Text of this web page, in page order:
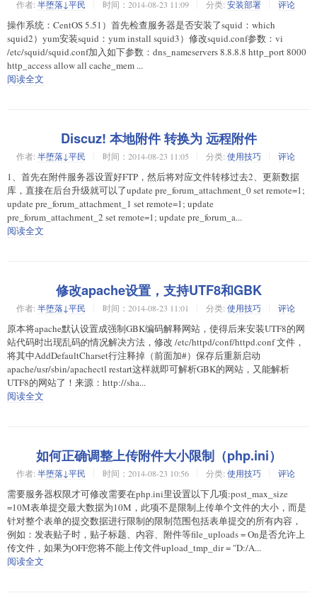
作者: 半堕落↓平民 时间：2014-08-23 11:09 分类: 安装部署 评论
操作系统：CentOS 5.51）首先检查服务器是否安装了squid：which
squid2）yum安装squid：yum install squid3）修改squid.conf参数：vi
/etc/squid/squid.conf加入如下参数：dns_nameservers 8.8.8.8 http_port 8000
http_access allow all cache_mem ...
阅读全文
Discuz! 本地附件 转换为 远程附件
作者: 半堕落↓平民 时间：2014-08-23 11:05 分类: 使用技巧 评论
1、首先在附件服务器设置好FTP，然后将对应文件转移过去2、更新数据
库，直接在后台升级就可以了update pre_forum_attachment_0 set remote=1;
update pre_forum_attachment_1 set remote=1; update
pre_forum_attachment_2 set remote=1; update pre_forum_a...
阅读全文
修改apache设置，支持UTF8和GBK
作者: 半堕落↓平民 时间：2014-08-23 11:01 分类: 使用技巧 评论
原本将apache默认设置成强制GBK编码解释网站，使得后来安装UTF8的网
站代码时出现乱码的情况解决方法，修改 /etc/httpd/conf/httpd.conf 文件，
将其中AddDefaultCharset行注释掉（前面加#）保存后重新启动
apache/usr/sbin/apachectl restart这样就即可解析GBK的网站，又能解析
UTF8的网站了！来源：http://sha...
阅读全文
如何正确调整上传附件大小限制（php.ini）
作者: 半堕落↓平民 时间：2014-08-23 10:56 分类: 使用技巧 评论
需要服务器权限才可修改需要在php.ini里设置以下几项:post_max_size
=10M表单提交最大数据为10M，此项不是限制上传单个文件的大小，而是
针对整个表单的提交数据进行限制的限制范围包括表单提交的所有内容，
例如：发表贴子时，贴子标题、内容、附件等file_uploads = On是否允许上
传文件，如果为OFF您将不能上传文件upload_tmp_dir = "D:/A...
阅读全文